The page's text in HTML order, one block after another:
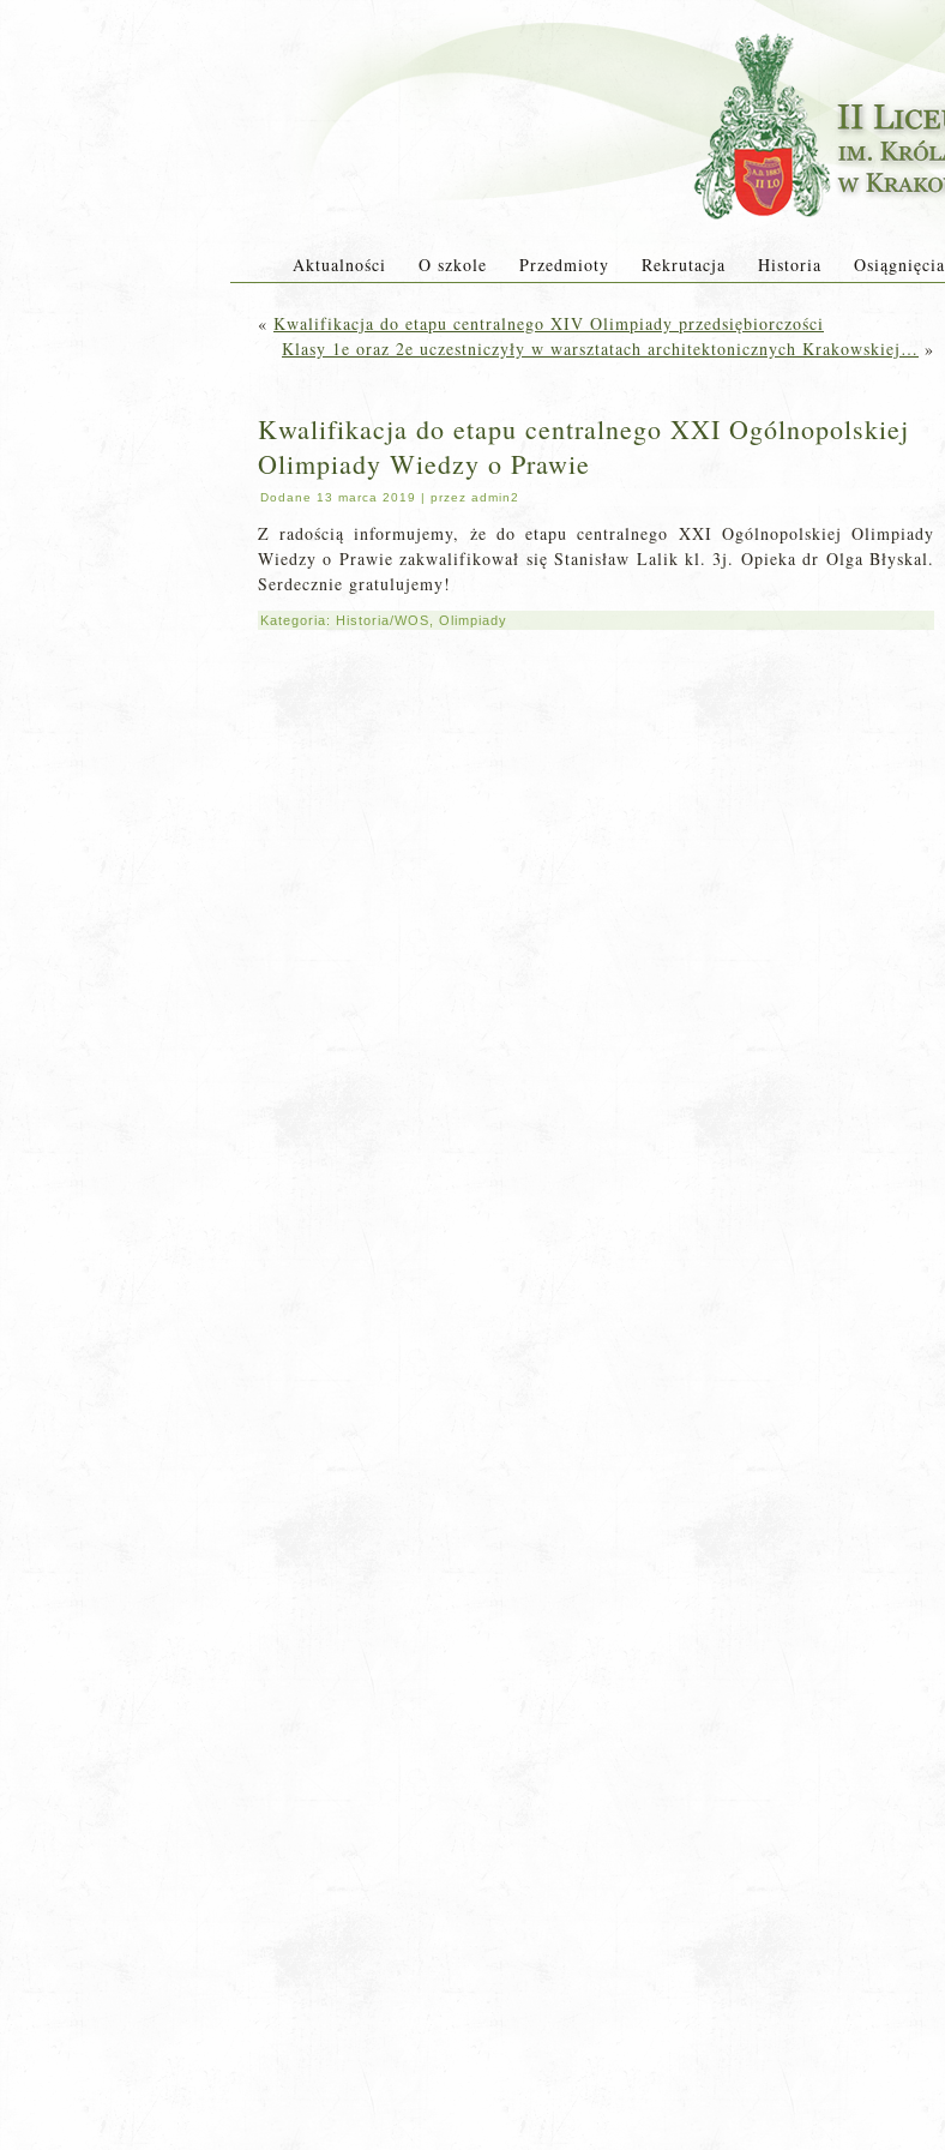
Aktualności O szkole Przedmioty Rekrutacja Historia Osiągnięcia
« Kwalifikacja do etapu centralnego XIV Olimpiady przedsiębiorczości
Klasy 1e oraz 2e uczestniczyły w warsztatach architektonicznych Krakowskiej… »
Kwalifikacja do etapu centralnego XXI Ogólnopolskiej
Olimpiady Wiedzy o Prawie
Dodane 13 marca 2019 | przez admin2
Z radością informujemy, że do etapu centralnego XXI Ogólnopolskiej Olimpiady
Wiedzy o Prawie zakwalifikował się Stanisław Lalik kl. 3j. Opieka dr Olga Błyskal.
Serdecznie gratulujemy!
Kategoria: Historia/WOS Olimpiady